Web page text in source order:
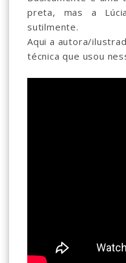
preta, mas a
sutilmente.
Aqui a autora/
técnica que usou